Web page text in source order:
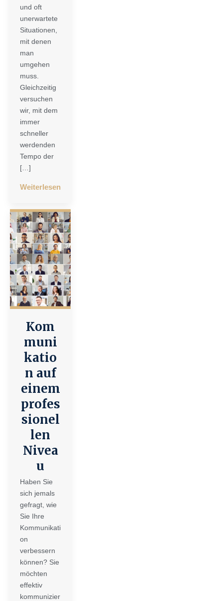
und oft
unerwartete
Situationen,
mit denen
man
umgehen
muss.
Gleichzeitig
versuchen
wir, mit dem
immer
schneller
werdenden
Tempo der
[…]
Weiterlesen
Kom
muni
katio
n auf
einem
profes
sionel
len
Nivea
u
Haben Sie
sich jemals
gefragt, wie
Sie Ihre
Kommunikati
on
verbessern
können? Sie
möchten
effektiv
kommunizier